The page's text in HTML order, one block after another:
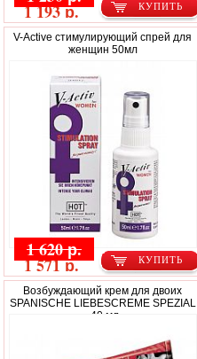
КУПИТЬ
1 193 р.
V-Active стимулирующий спрей для
женщин 50мл
КУПИТЬ
1 620 р.
1 571 р.
Возбуждающий крем для двоих
SPANISCHE LIEBESCREME SPEZIAL
- 40 мл.